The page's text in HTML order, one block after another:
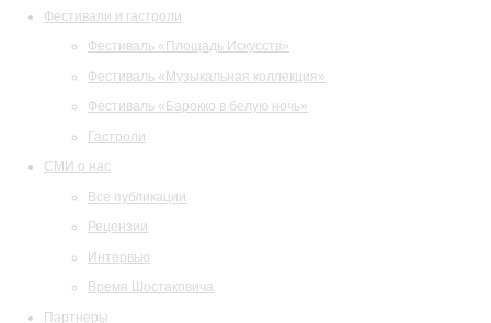
Фестивали и гастроли
Фестиваль «Площадь Искусств»
Фестиваль «Музыкальная коллекция»
Фестиваль «Барокко в белую ночь»
Гастроли
СМИ о нас
Все публикации
Рецензии
Интервью
Время Шостаковича
Партнеры